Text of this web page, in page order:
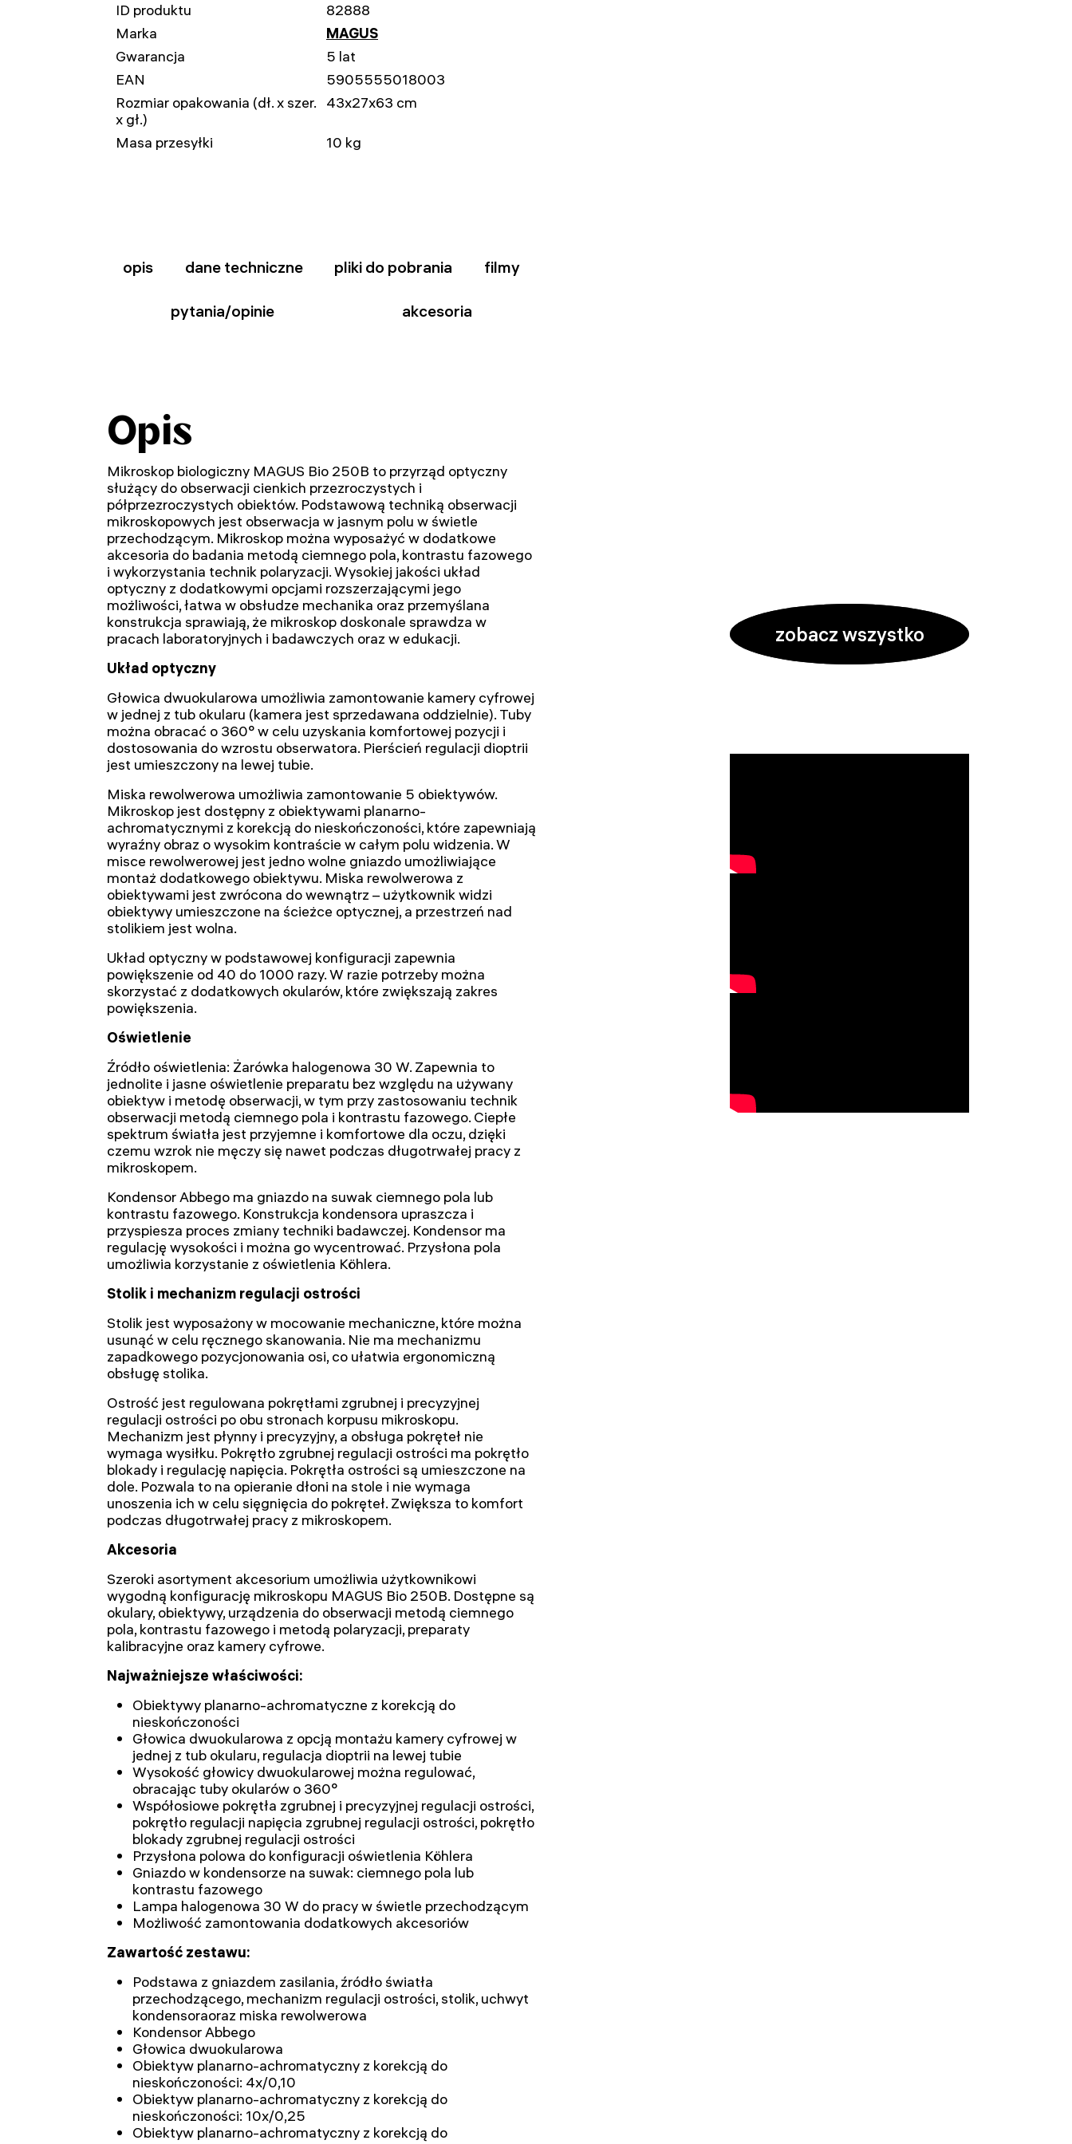
zobacz wszystko
ID produktu
82888
Marka
MAGUS
Gwarancja
5 lat
EAN
5905555018003
Rozmiar opakowania (dł. x szer.
x gł.)
43x27x63 cm
Masa przesyłki 10 kg
opis dane techniczne pliki do pobrania filmy
pytania/opinie akcesoria
Opis
Mikroskop biologiczny MAGUS Bio 250B to przyrząd optyczny
służący do obserwacji cienkich przezroczystych i
półprzezroczystych obiektów. Podstawową techniką obserwacji
mikroskopowych jest obserwacja w jasnym polu w świetle
przechodzącym. Mikroskop można wyposażyć w dodatkowe
akcesoria do badania metodą ciemnego pola, kontrastu fazowego
i wykorzystania technik polaryzacji. Wysokiej jakości układ
optyczny z dodatkowymi opcjami rozszerzającymi jego
możliwości, łatwa w obsłudze mechanika oraz przemyślana
konstrukcja sprawiają, że mikroskop doskonale sprawdza w
pracach laboratoryjnych i badawczych oraz w edukacji.
Układ optyczny
Głowica dwuokularowa umożliwia zamontowanie kamery cyfrowej
w jednej z tub okularu (kamera jest sprzedawana oddzielnie). Tuby
można obracać o 360° w celu uzyskania komfortowej pozycji i
dostosowania do wzrostu obserwatora. Pierścień regulacji dioptrii
jest umieszczony na lewej tubie.
Miska rewolwerowa umożliwia zamontowanie 5 obiektywów.
Mikroskop jest dostępny z obiektywami planarno-
achromatycznymi z korekcją do nieskończoności, które zapewniają
wyraźny obraz o wysokim kontraście w całym polu widzenia. W
misce rewolwerowej jest jedno wolne gniazdo umożliwiające
montaż dodatkowego obiektywu. Miska rewolwerowa z
obiektywami jest zwrócona do wewnątrz – użytkownik widzi
obiektywy umieszczone na ścieżce optycznej, a przestrzeń nad
stolikiem jest wolna.
Układ optyczny w podstawowej konfiguracji zapewnia
powiększenie od 40 do 1000 razy. W razie potrzeby można
skorzystać z dodatkowych okularów, które zwiększają zakres
powiększenia.
Oświetlenie
Źródło oświetlenia: Żarówka halogenowa 30 W. Zapewnia to
jednolite i jasne oświetlenie preparatu bez względu na używany
obiektyw i metodę obserwacji, w tym przy zastosowaniu technik
obserwacji metodą ciemnego pola i kontrastu fazowego. Ciepłe
spektrum światła jest przyjemne i komfortowe dla oczu, dzięki
czemu wzrok nie męczy się nawet podczas długotrwałej pracy z
mikroskopem.
Kondensor Abbego ma gniazdo na suwak ciemnego pola lub
kontrastu fazowego. Konstrukcja kondensora upraszcza i
przyspiesza proces zmiany techniki badawczej. Kondensor ma
regulację wysokości i można go wycentrować. Przysłona pola
umożliwia korzystanie z oświetlenia Köhlera.
Stolik i mechanizm regulacji ostrości
Stolik jest wyposażony w mocowanie mechaniczne, które można
usunąć w celu ręcznego skanowania. Nie ma mechanizmu
zapadkowego pozycjonowania osi, co ułatwia ergonomiczną
obsługę stolika.
Ostrość jest regulowana pokrętłami zgrubnej i precyzyjnej
regulacji ostrości po obu stronach korpusu mikroskopu.
Mechanizm jest płynny i precyzyjny, a obsługa pokręteł nie
wymaga wysiłku. Pokrętło zgrubnej regulacji ostrości ma pokrętło
blokady i regulację napięcia. Pokrętła ostrości są umieszczone na
dole. Pozwala to na opieranie dłoni na stole i nie wymaga
unoszenia ich w celu sięgnięcia do pokręteł. Zwiększa to komfort
podczas długotrwałej pracy z mikroskopem.
Akcesoria
Szeroki asortyment akcesorium umożliwia użytkownikowi
wygodną konfigurację mikroskopu MAGUS Bio 250B. Dostępne są
okulary, obiektywy, urządzenia do obserwacji metodą ciemnego
pola, kontrastu fazowego i metodą polaryzacji, preparaty
kalibracyjne oraz kamery cyfrowe.
Najważniejsze właściwości:
Obiektywy planarno-achromatyczne z korekcją do
nieskończoności
Głowica dwuokularowa z opcją montażu kamery cyfrowej w
jednej z tub okularu, regulacja dioptrii na lewej tubie
Wysokość głowicy dwuokularowej można regulować,
obracając tuby okularów o 360°
Współosiowe pokrętła zgrubnej i precyzyjnej regulacji ostrości,
pokrętło regulacji napięcia zgrubnej regulacji ostrości, pokrętło
blokady zgrubnej regulacji ostrości
Przysłona polowa do konfiguracji oświetlenia Köhlera
Gniazdo w kondensorze na suwak: ciemnego pola lub
kontrastu fazowego
Lampa halogenowa 30 W do pracy w świetle przechodzącym
Możliwość zamontowania dodatkowych akcesoriów
Zawartość zestawu:
Podstawa z gniazdem zasilania, źródło światła
przechodzącego, mechanizm regulacji ostrości, stolik, uchwyt
kondensoraoraz miska rewolwerowa
Kondensor Abbego
Głowica dwuokularowa
Obiektyw planarno-achromatyczny z korekcją do
nieskończoności: 4x/0,10
Obiektyw planarno-achromatyczny z korekcją do
nieskończoności: 10x/0,25
Obiektyw planarno-achromatyczny z korekcją do